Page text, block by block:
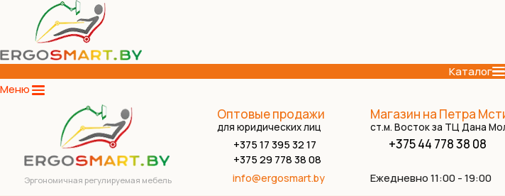
Каталог
Меню
Эргономичная регулируемая мебель
Оптовые продажи
для юридических лиц
+375 17 395 32 17
+375 29 778 38 08
info@ergosmart.by
Магазин на Петра
ст.м. Восток за ТЦ Дана
+375 44 778 38 08
Ежедневно 11:00 - 19:00